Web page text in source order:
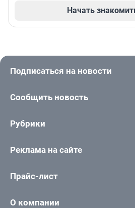
Начать
Подписаться на новости
Сообщить новость
Рубрики
Реклама на сайте
Прайс-лист
О компании